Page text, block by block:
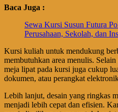
Baca Juga :
Sewa Kursi Susun Futura
Perusahaan, Sekolah, dan
Kursi kuliah untuk mendukung
membutuhkan area menulis.
meja lipat pada kursi juga cukup
dokumen, atau perangkat
Lebih lanjut, desain yang ringkas
menjadi lebih cepat dan efisien.